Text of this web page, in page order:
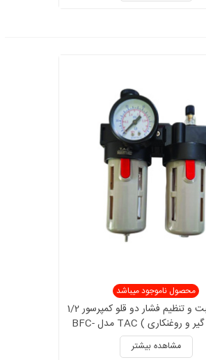
محصول ناموجود میباشد
واحد مراقبت و تنظیم فشار دو قلو کمپرسور 1/2
( رطوبت گیر و روغنکاری ) TAC مدل BFC-
4000
مشاهده بیشتر